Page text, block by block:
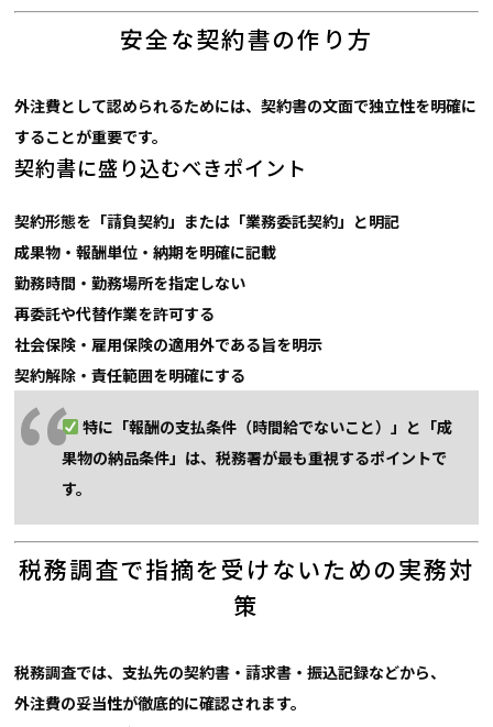
安全な契約書の作り方
外注費として認められるためには、契約書の文面で独立性を明確に
することが重要です。
契約書に盛り込むべきポイント
契約形態を「請負契約」または「業務委託契約」と明記
成果物・報酬単位・納期を明確に記載
勤務時間・勤務場所を指定しない
再委託や代替作業を許可する
社会保険・雇用保険の適用外である旨を明示
契約解除・責任範囲を明確にする
特に「報酬の支払条件（時間給でないこと）」と「成
果物の納品条件」は、税務署が最も重視するポイントで
す。
税務調査で指摘を受けないための実務対
策
税務調査では、支払先の契約書・請求書・振込記録などから、
外注費の妥当性が徹底的に確認されます。